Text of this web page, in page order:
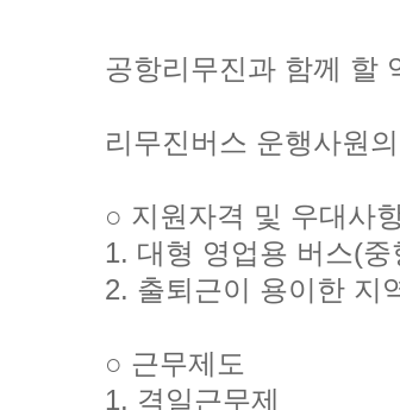
공항리무진과 함께 할
리무진버스 운행사원
○ 지원자격 및 우대사
1. 대형 영업용 버스(
2. 출퇴근이 용이한 지
○ 근무제도
1. 격일근무제